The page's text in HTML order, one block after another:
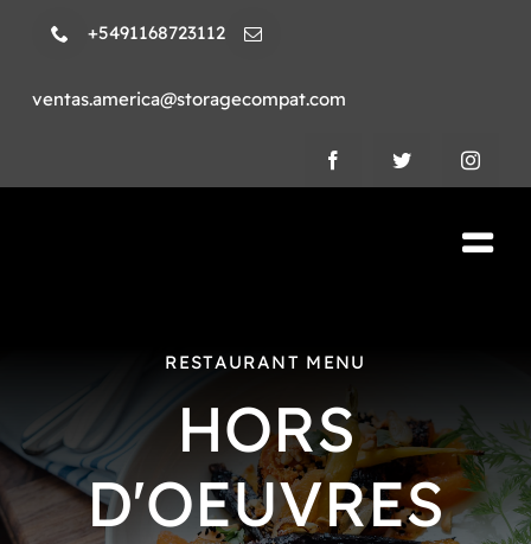
content
+5491168723112
ventas.america@storagecompat.com
VIDEOS
AMBIENTE
RESTAURANT MENU
HORS
D'OEUVRES